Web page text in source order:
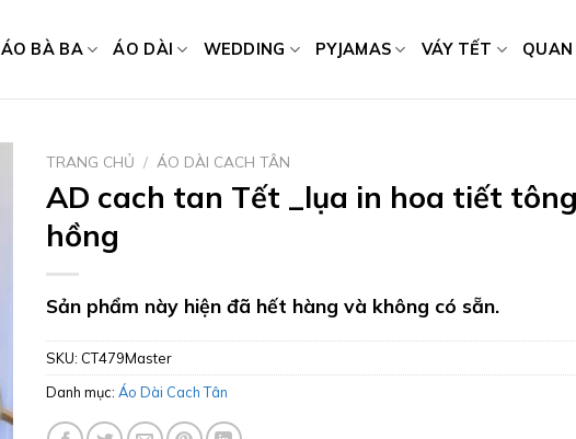
ÁO BÀ BA ÁO DÀI WEDDING PYJAMAS VÁY TẾT
TRANG CHỦ / ÁO DÀI CACH TÂN
AD cach tan Tết _lụa in hoa tiết tông
hồng
Sản phẩm này hiện đã hết hàng và không có sẵn.
SKU: CT479Master
Danh mục: Áo Dài Cach Tân